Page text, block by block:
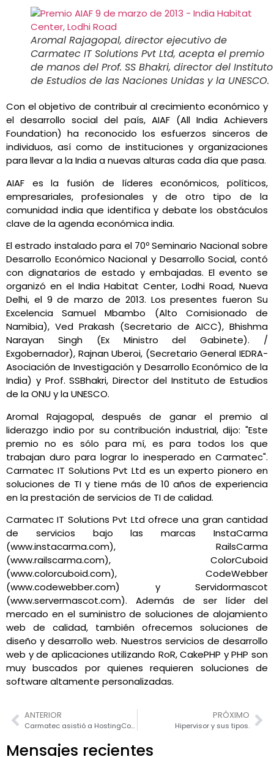
Aromal Rajagopal, director ejecutivo de
Carmatec IT Solutions Pvt Ltd, acepta el premio
de manos del Prof. SS Bhakri, director del Instituto
de Estudios de las Naciones Unidas y la UNESCO.
Con el objetivo de contribuir al crecimiento económico y
el desarrollo social del país, AIAF (All India Achievers
Foundation) ha reconocido los esfuerzos sinceros de
individuos, así como de instituciones y organizaciones
para llevar a la India a nuevas alturas cada día que pasa.
AIAF es la fusión de líderes económicos, políticos,
empresariales, profesionales y de otro tipo de la
comunidad india que identifica y debate los obstáculos
clave de la agenda económica india.
El estrado instalado para el 70º Seminario Nacional sobre
Desarrollo Económico Nacional y Desarrollo Social, contó
con dignatarios de estado y embajadas. El evento se
organizó en el India Habitat Center, Lodhi Road, Nueva
Delhi, el 9 de marzo de 2013. Los presentes fueron Su
Excelencia Samuel Mbambo (Alto Comisionado de
Namibia), Ved Prakash (Secretario de AICC), Bhishma
Narayan Singh (Ex Ministro del Gabinete). /
Exgobernador), Rajnan Uberoi, (Secretario General IEDRA-
Asociación de Investigación y Desarrollo Económico de la
India) y Prof. SSBhakri, Director del Instituto de Estudios
de la ONU y la UNESCO.
Aromal Rajagopal, después de ganar el premio al
liderazgo indio por su contribución industrial, dijo: "Este
premio no es sólo para mí, es para todos los que
trabajan duro para lograr lo inesperado en Carmatec".
Carmatec IT Solutions Pvt Ltd es un experto pionero en
soluciones de TI y tiene más de 10 años de experiencia
en la prestación de servicios de TI de calidad.
Carmatec IT Solutions Pvt Ltd ofrece una gran cantidad
de servicios bajo las marcas InstaCarma
(www.instacarma.com), RailsCarma
(www.railscarma.com), ColorCuboid
(www.colorcuboid.com), CodeWebber
(www.codewebber.com) y Servidormascot
(www.servermascot.com). Además de ser líder del
mercado en el suministro de soluciones de alojamiento
web de calidad, también ofrecemos soluciones de
diseño y desarrollo web. Nuestros servicios de desarrollo
web y de aplicaciones utilizando RoR, CakePHP y PHP son
muy buscados por quienes requieren soluciones de
software altamente personalizadas.
ANTERIOR
Carmatec asistió a HostingCon 2012
PRÓXIMO
Hipervisor y sus tipos.
Mensajes recientes